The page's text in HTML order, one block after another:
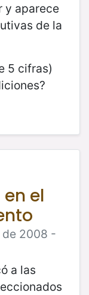
y aparece
de la
5 cifras)
el
de 2008 -
a las